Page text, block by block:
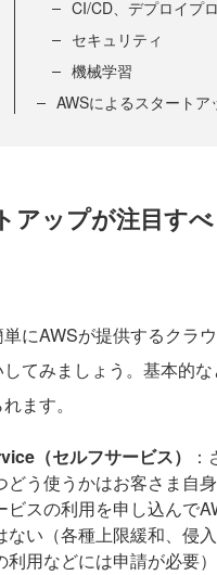
CI/CD、デプロイプ
セキュリティ
機械学習
AWSによるスタートア
アップが注目す
にAWSが提供するクラ
してみましょう。基本的
ます。
（セルフサービス）
どう使うかはお客さま自
ビスの利用を申し込んで
ない（各種上限緩和、侵
利用などには申請が必要）